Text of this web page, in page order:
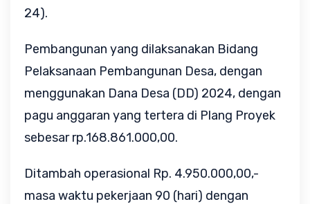
24).
Pembangunan yang dilaksanakan Bidang
Pelaksanaan Pembangunan Desa, dengan
menggunakan Dana Desa (DD) 2024, dengan
pagu anggaran yang tertera di Plang Proyek
sebesar rp.168.861.000,00.
Ditambah operasional Rp. 4.950.000,00,-
masa waktu pekerjaan 90 (hari) dengan